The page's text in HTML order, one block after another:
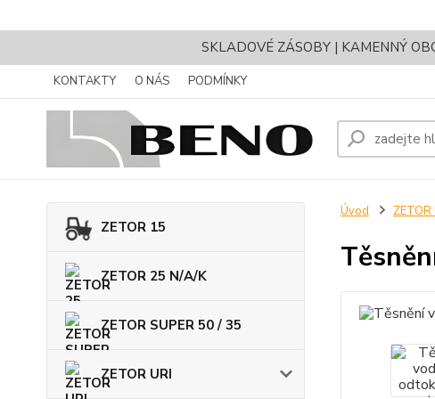
SKLADOVÉ ZÁSOBY | KAMENNÝ
KONTAKTY O NÁS PODMÍNKY
ZETOR 15
ZETOR 25 N/A/K
ZETOR SUPER 50 / 35
ZETOR URI
Úvod ZETOR